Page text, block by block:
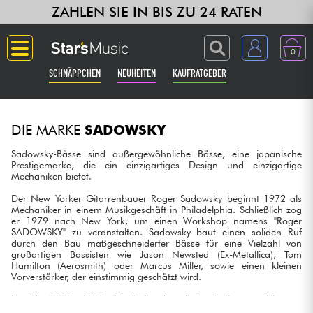
ZAHLEN SIE IN BIS ZU 24 RATEN
0
SCHNÄPPCHEN NEUHEITEN KAUFRATGEBER
Verstärker & Effekte
Klaviere & Piano
Synths & samplers
DIE MARKE SADOWSKY
Sadowsky-Bässe sind außergewöhnliche Bässe, eine japanische
Prestigemarke, die ein einzigartiges Design und einzigartige
Mechaniken bietet.
Der New Yorker Gitarrenbauer Roger Sadowsky beginnt 1972 als
Mechaniker in einem Musikgeschäft in Philadelphia. Schließlich zog
er 1979 nach New York, um einen Workshop namens "Roger
SADOWSKY" zu veranstalten. Sadowsky baut einen soliden Ruf
durch den Bau maßgeschneiderter Bässe für eine Vielzahl von
großartigen Bassisten wie Jason Newsted (Ex-Metallica), Tom
Hamilton (Aerosmith) oder Marcus Miller, sowie einen kleinen
Vorverstärker, der einstimmig geschätzt wird.
Im Jahr 2020 schließt sich Sadowsky mit der Fertigungsstärke von